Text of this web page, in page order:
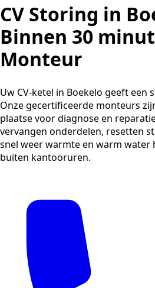
CV Storing in
Binnen 30
Monteur
Uw CV-ketel in Boekelo geeft een
Onze gecertificeerde monteurs
plaatse voor diagnose en
vervangen onderdelen, resetten
snel weer warmte en warm water
buiten kantooruren.